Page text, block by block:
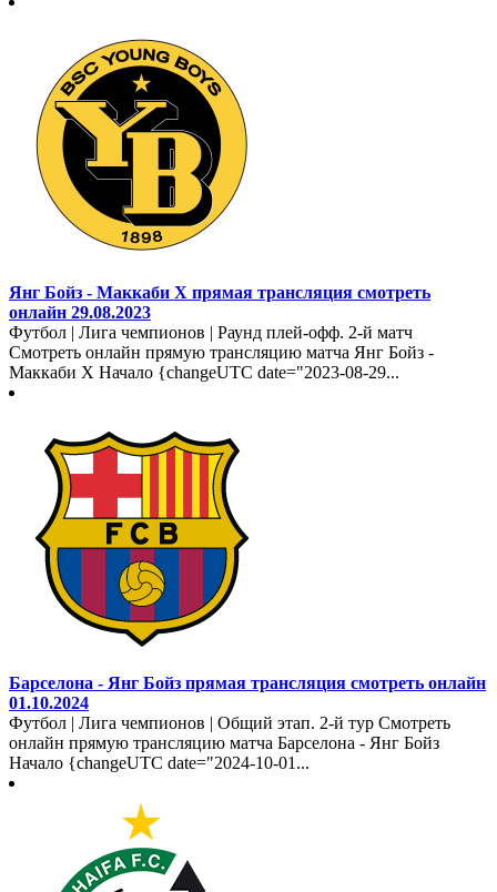
Янг Бойз - Маккаби Х прямая трансляция смотреть
онлайн 29.08.2023
Футбол | Лига чемпионов | Раунд плей-офф. 2-й матч
Смотреть онлайн прямую трансляцию матча Янг Бойз -
Маккаби Х Начало {changeUTC date="2023-08-29...
Барселона - Янг Бойз прямая трансляция смотреть онлайн
01.10.2024
Футбол | Лига чемпионов | Общий этап. 2-й тур Смотреть
онлайн прямую трансляцию матча Барселона - Янг Бойз
Начало {changeUTC date="2024-10-01...